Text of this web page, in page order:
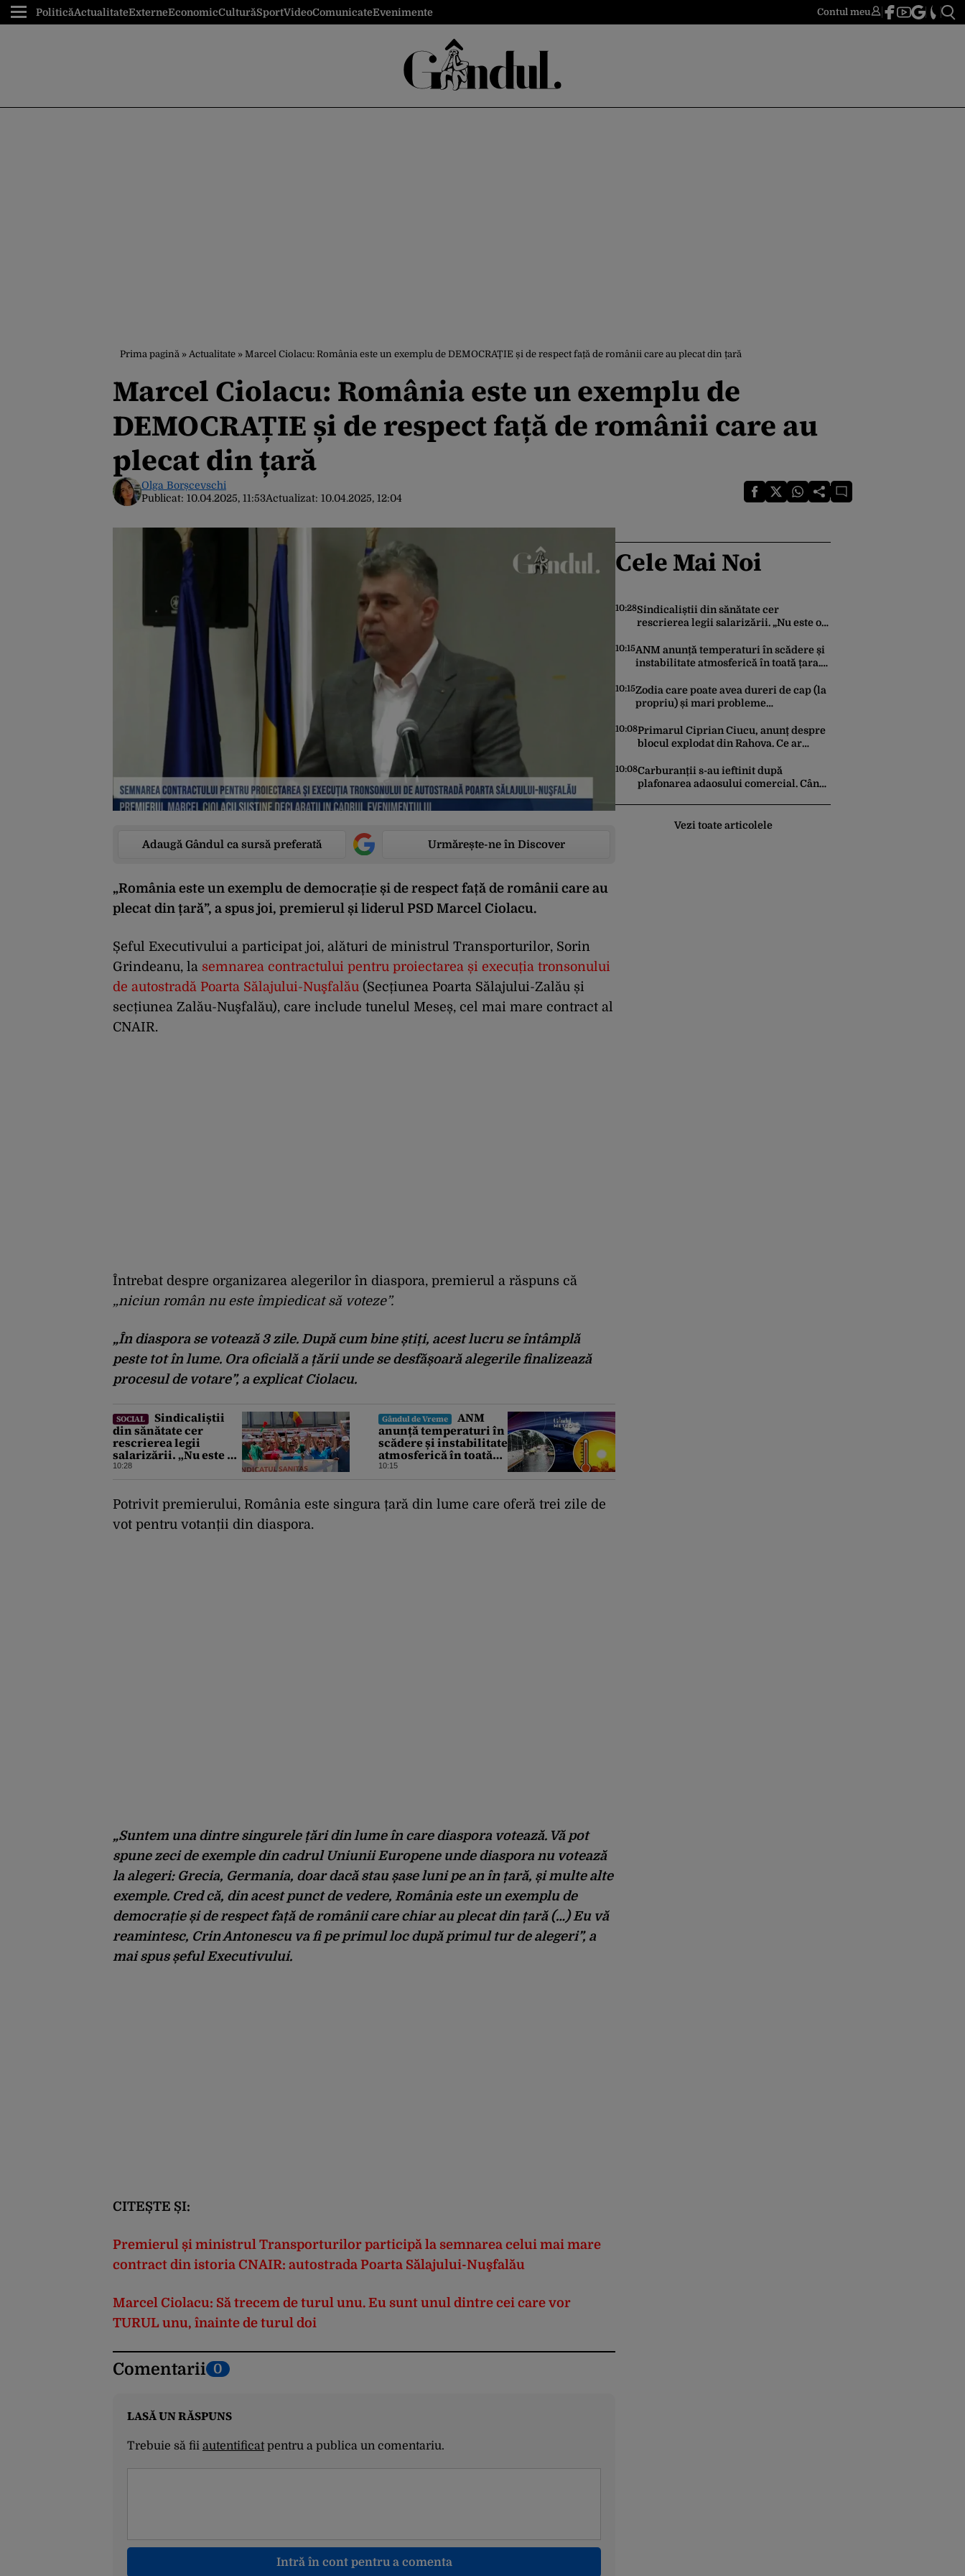
PoliticăActualitateExterneEconomicCulturăSportVideoComunicateEvenimente Contul meu
Prima pagină » Actualitate » Marcel Ciolacu: România este un exemplu de DEMOCRAȚIE și de respect față de românii care au plecat din țară
Marcel Ciolacu: România este un exemplu de
DEMOCRAȚIE și de respect față de românii care au
plecat din țară
Olga Borșcevschi
Publicat: 10.04.2025, 11:53Actualizat: 10.04.2025, 12:04
Adaugă Gândul ca sursă preferată Urmărește-ne în Discover
„România este un exemplu de democrație și de respect față de românii care au
plecat din țară”, a spus joi, premierul și liderul PSD Marcel Ciolacu.
Șeful Executivului a participat joi, alături de ministrul Transporturilor, Sorin
Grindeanu, la semnarea contractului pentru proiectarea și execuția tronsonului
de autostradă Poarta Sălajului-Nuşfalău (Secțiunea Poarta Sălajului-Zalău și
secțiunea Zalău-Nuşfalău), care include tunelul Meseș, cel mai mare contract al
CNAIR.
Întrebat despre organizarea alegerilor în diaspora, premierul a răspuns că
„niciun român nu este împiedicat să voteze”.
„În diaspora se votează 3 zile. După cum bine știți, acest lucru se întâmplă
peste tot în lume. Ora oficială a țării unde se desfășoară alegerile finalizează
procesul de votare”, a explicat Ciolacu.
SOCIAL
Sindicaliștii
din sănătate cer
rescrierea legii
salarizării. „Nu este o
opțiune negociabilă”.
Bolojan
10:28
Gândul de Vreme
ANM
anunță temperaturi în
scădere și instabilitate
atmosferică în toată
țara. Cum va fi vremea
10:15
Potrivit premierului, România este singura țară din lume care oferă trei zile de
vot pentru votanții din diaspora.
„Suntem una dintre singurele țări din lume în care diaspora votează. Vă pot
spune zeci de exemple din cadrul Uniunii Europene unde diaspora nu votează
la alegeri: Grecia, Germania, doar dacă stau șase luni pe an în țară, și multe alte
exemple. Cred că, din acest punct de vedere, România este un exemplu de
democrație și de respect față de românii care chiar au plecat din țară (…) Eu vă
reamintesc, Crin Antonescu va fi pe primul loc după primul tur de alegeri”, a
mai spus șeful Executivului.
CITEȘTE ȘI:
Premierul și ministrul Transporturilor participă la semnarea celui mai mare
contract din istoria CNAIR: autostrada Poarta Sălajului-Nuşfalău
Marcel Ciolacu: Să trecem de turul unu. Eu sunt unul dintre cei care vor
TURUL unu, înainte de turul doi
Comentarii 0
LASĂ UN RĂSPUNS
Trebuie să fii autentificatpentru a publica un comentariu.
Intră în cont pentru a comenta
Cele Mai Noi
10:28Sindicaliștii din sănătate cer
rescrierea legii salarizării. „Nu este o
trimis Guvernului Bolojan
10:15ANM anunță temperaturi în scădere și
instabilitate atmosferică în toată țara.
vin vijeliile
10:15Zodia care poate avea dureri de cap (la
propriu) și mari probleme
Avertismentul experților în astrologie
10:08Primarul Ciprian Ciucu, anunț despre
blocul explodat din Rahova. Ce ar
rămași pe drumuri
10:08Carburanții s-au ieftinit după
plafonarea adaosului comercial. Când
Vezi toate articolele